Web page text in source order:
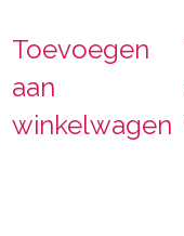
Toevoegen
aan
winkelwagen